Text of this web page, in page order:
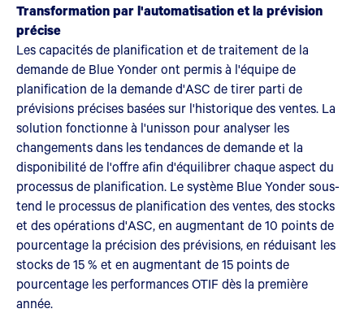
Transformation par l'automatisation et la prévision
précise
Les capacités de planification et de traitement de la
demande de Blue Yonder ont permis à l'équipe de
planification de la demande d'ASC de tirer parti de
prévisions précises basées sur l'historique des ventes. La
solution fonctionne à l'unisson pour analyser les
changements dans les tendances de demande et la
disponibilité de l'offre afin d'équilibrer chaque aspect du
processus de planification. Le système Blue Yonder sous-
tend le processus de planification des ventes, des stocks
et des opérations d'ASC, en augmentant de 10 points de
pourcentage la précision des prévisions, en réduisant les
stocks de 15 % et en augmentant de 15 points de
pourcentage les performances OTIF dès la première
année.